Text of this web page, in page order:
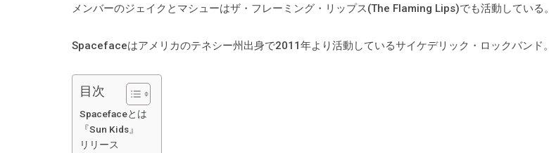
メンバーのジェイクとマシューはザ・フレーミング・リップス(The Flaming Lips)でも活動している。
Spacefaceはアメリカのテネシー州出身で2011年より活動しているサイケデリック・ロックバンド。
目次
Spacefaceとは
『Sun Kids』
リリース